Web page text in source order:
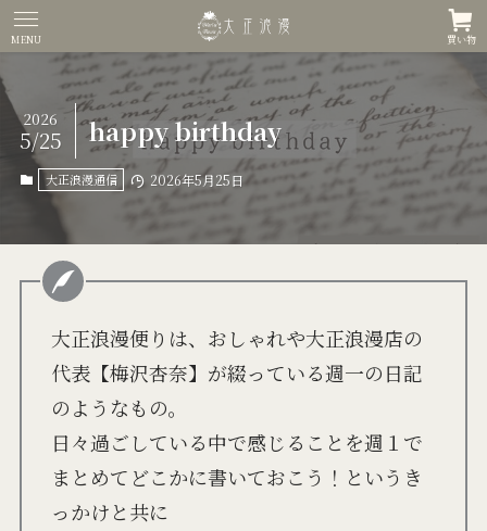
買い物
MENU
happy birthday
2026
5/25
大正浪漫通信 2026年5月25日
大正浪漫便りは、おしゃれや大正浪漫店の
代表【梅沢杏奈】が綴っている週一の日記
のようなもの。
日々過ごしている中で感じることを週１で
まとめてどこかに書いておこう！というき
っかけと共に